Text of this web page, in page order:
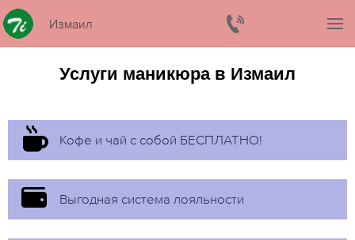
Измаил
Услуги маникюра в Измаил
Кофе и чай с собой БЕСПЛАТНО!
Выгодная система лояльности